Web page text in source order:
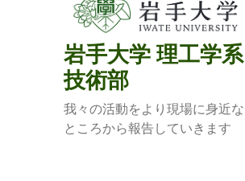
岩手大学 理工学系
技術部
我々の活動をより現場に身近な
ところから報告していきます